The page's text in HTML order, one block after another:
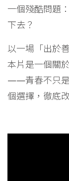
一個殘酷問題
下去？
以一場「出於
本片是一個關
——青春不只是
個選擇，徹底